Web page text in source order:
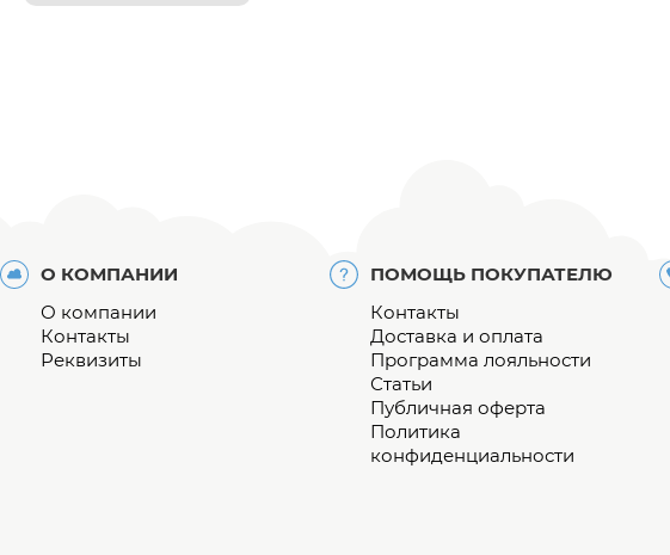
О КОМПАНИИ
О компании
Контакты
Реквизиты
ПОМОЩЬ ПОКУПАТЕЛЮ
Контакты
Доставка и оплата
Программа лояльности
Статьи
Публичная оферта
Политика
конфиденциальности